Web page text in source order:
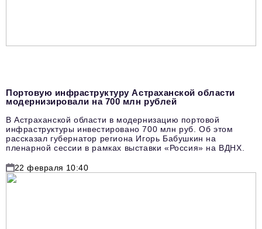
Портовую инфраструктуру Астраханской области
модернизировали на 700 млн рублей
В Астраханской области в модернизацию портовой
инфраструктуры инвестировано 700 млн руб. Об этом
рассказал губернатор региона Игорь Бабушкин на
пленарной сессии в рамках выставки «Россия» на ВДНХ.
22 февраля 10:40